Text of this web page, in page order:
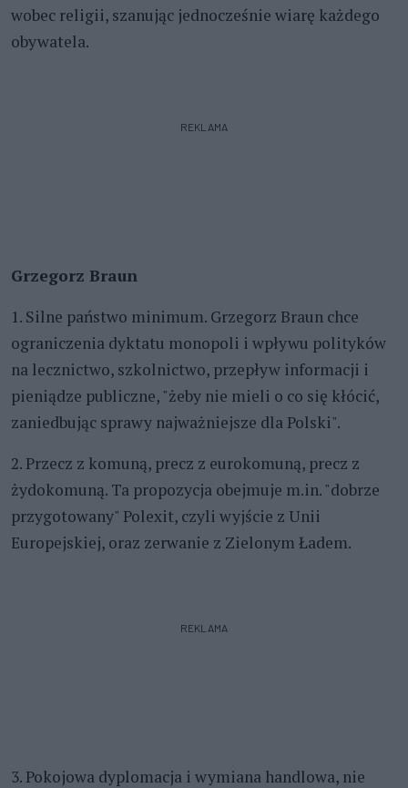
wobec religii, szanując jednocześnie wiarę każdego
obywatela.
REKLAMA
Grzegorz Braun
1. Silne państwo minimum. Grzegorz Braun chce
ograniczenia dyktatu monopoli i wpływu polityków
na lecznictwo, szkolnictwo, przepływ informacji i
pieniądze publiczne, "żeby nie mieli o co się kłócić,
zaniedbując sprawy najważniejsze dla Polski".
2. Przecz z komuną, precz z eurokomuną, precz z
żydokomuną. Ta propozycja obejmuje m.in. "dobrze
przygotowany" Polexit, czyli wyjście z Unii
Europejskiej, oraz zerwanie z Zielonym Ładem.
REKLAMA
3. Pokojowa dyplomacja i wymiana handlowa, nie